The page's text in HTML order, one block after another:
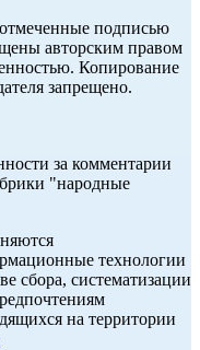
подписью
авторским правом
Копирование
запрещено.
за комментарии
"народные
технологии
сбора, систематизации
на территории